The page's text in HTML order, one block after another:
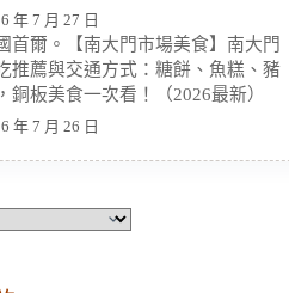
年 7 月 27 日
首爾。【南大門市場美食】南大門
推薦與交通方式：糖餅、魚糕、豬
銅板美食一次看！（2026最新）
年 7 月 26 日